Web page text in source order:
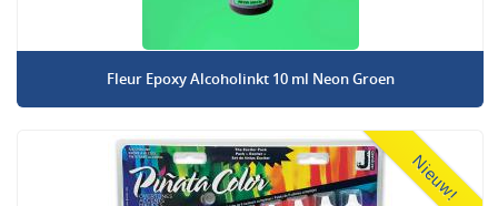
Fleur Epoxy Alcoholinkt 10 ml Neon Groen
Nieuw!